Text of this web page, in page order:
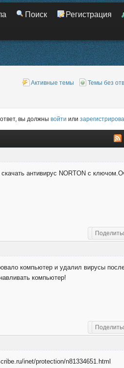
Поиск Регистрация
Активные темы Темы без
вы должны войти или
антивирус NORTON с
компьютер и удалил вирусы
компьютер!
inet/protection/n81334651.html